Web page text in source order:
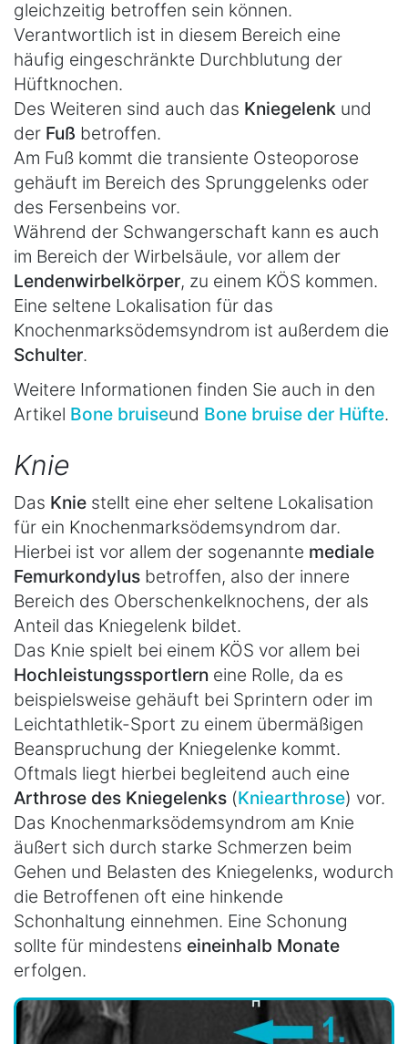
gleichzeitig betroffen sein können.
Verantwortlich ist in diesem Bereich eine
häufig eingeschränkte Durchblutung der
Hüftknochen.
Des Weiteren sind auch das Kniegelenk und
der Fuß betroffen.
Am Fuß kommt die transiente Osteoporose
gehäuft im Bereich des Sprunggelenks oder
des Fersenbeins vor.
Während der Schwangerschaft kann es auch
im Bereich der Wirbelsäule, vor allem der
Lendenwirbelkörper, zu einem KÖS kommen.
Eine seltene Lokalisation für das
Knochenmarksödemsyndrom ist außerdem die
Schulter.
Weitere Informationen finden Sie auch in den
Artikel Bone bruiseund Bone bruise der Hüfte.
Knie
Das Knie stellt eine eher seltene Lokalisation
für ein Knochenmarksödemsyndrom dar.
Hierbei ist vor allem der sogenannte mediale
Femurkondylus betroffen, also der innere
Bereich des Oberschenkelknochens, der als
Anteil das Kniegelenk bildet.
Das Knie spielt bei einem KÖS vor allem bei
Hochleistungssportlern eine Rolle, da es
beispielsweise gehäuft bei Sprintern oder im
Leichtathletik-Sport zu einem übermäßigen
Beanspruchung der Kniegelenke kommt.
Oftmals liegt hierbei begleitend auch eine
Arthrose des Kniegelenks (Kniearthrose) vor.
Das Knochenmarksödemsyndrom am Knie
äußert sich durch starke Schmerzen beim
Gehen und Belasten des Kniegelenks, wodurch
die Betroffenen oft eine hinkende
Schonhaltung einnehmen. Eine Schonung
sollte für mindestens eineinhalb Monate
erfolgen.